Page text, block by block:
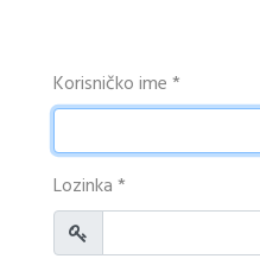
Korisničko ime*
Lozinka*
Prikaži